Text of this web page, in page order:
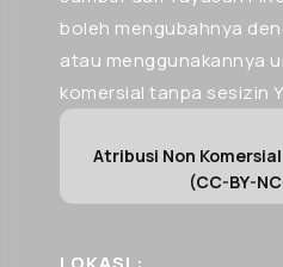
boleh mengubahnya
atau menggunakannya
komersial tanpa sesizin
Atribusi Non
(CC-BY-